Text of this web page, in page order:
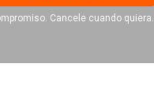
Cancele cuando quiera.